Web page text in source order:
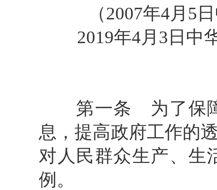
（2007年4月
2019年4月3日中
第一条 为了保
息，提高政府工作的
对人民群众生产、生
例。